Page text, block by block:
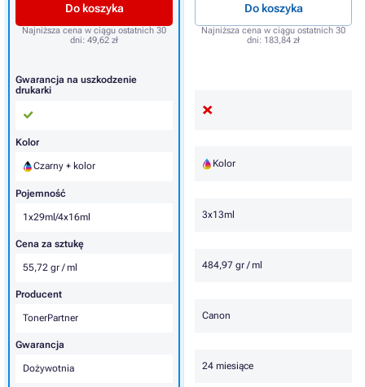
Do koszyka
Najniższa cena w ciągu ostatnich 30
dni: 183,84 zł
Kolor
3x13ml
484,97 gr / ml
Canon
24 miesiące
Do koszyka
Najniższa cena w ciągu ostatnich 30
dni: 49,62 zł
Gwarancja na uszkodzenie
drukarki
Kolor
Czarny + kolor
Pojemność
1x29ml/4x16ml
Cena za sztukę
55,72 gr / ml
Producent
TonerPartner
Gwarancja
Dożywotnia